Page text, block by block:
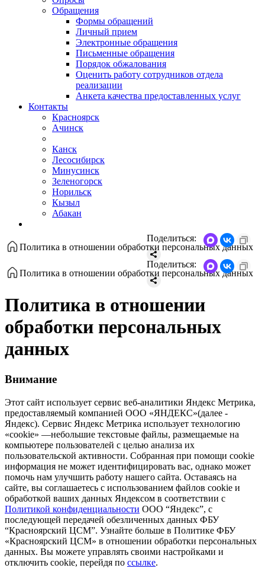
Обращения
Формы обращений
Личный прием
Электронные обращения
Письменные обращения
Порядок обжалования
Оценить работу сотрудников отдела
реализации
Анкета качества предоставленных услуг
Контакты
Красноярск
Ачинск
Канск
Лесосибирск
Минусинск
Зеленогорск
Норильск
Кызыл
Абакан
Политика в отношении обработки персональных данных
Поделиться:
Политика в отношении обработки персональных данных
Поделиться:
Политика в отношении
обработки персональных
данных
Внимание
Этот сайт использует сервис веб-аналитики Яндекс Метрика,
предоставляемый компанией ООО «ЯНДЕКС»(далее -
Яндекс). Сервис Яндекс Метрика использует технологию
«cookie» —небольшие текстовые файлы, размещаемые на
компьютере пользователей с целью анализа их
пользовательской активности. Собранная при помощи cookie
информация не может идентифицировать вас, однако может
помочь нам улучшить работу нашего сайта. Оставаясь на
сайте, вы соглашаетесь с использованием файлов cookie и
обработкой ваших данных Яндексом в соответствии с
Политикой конфиденциальности ООО “Яндекс”, с
последующей передачей обезличенных данных ФБУ
“Красноярский ЦСМ”. Узнайте больше в Политике ФБУ
«Красноярский ЦСМ» в отношении обработки персональных
данных. Вы можете управлять своими настройками и
отключить cookie, перейдя по ссылке.